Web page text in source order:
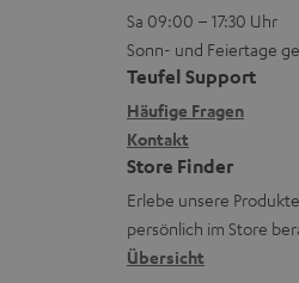
d
e
n
z
u
r
G
a
r
a
n
ä
t
e
R
c
k
L
e
x
i
k
o
n
t
a
k
t
d
a
t
Sa 09:00 – 17:30 Uhr
Sonn- und Feiertage
Teufel Support
Häufige Fragen
Kontakt
Store Finder
Erlebe unsere
persönlich im Store
Übersicht